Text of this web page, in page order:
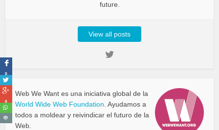
future.
View all posts
Web We Want es una iniciativa global de la
World Wide Web Foundation . Ayudamos a
todos a moldear y reivindicar el futuro de la
Web.
0
0